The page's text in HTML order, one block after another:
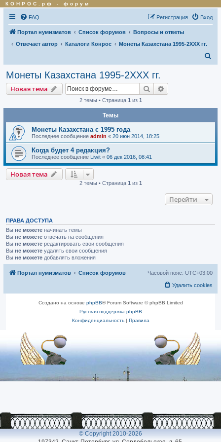
КОНРОС.рф - форум
FAQ Вход
Регистрация
Портал нумизматов Список форумов
Вопросы и ответы
Отвечает автор
Каталоги Конрос
Монеты Казахстана 1995-2ХХХ гг.
Монеты Казахстана 1995-2ХХХ гг.
Новая тема Поиск
2 темы • Страница 1 из 1
Темы
Монеты Казахстана с 1995 года
Последнее сообщение admin « 20 июн 2014, 18:25
Когда будет 4 редакция?
Последнее сообщение Liwit « 06 дек 2016, 08:41
Новая тема
2 темы • Страница 1 из 1
Перейти
ПРАВА ДОСТУПА
Вы не можете начинать темы
Вы не можете отвечать на сообщения
Вы не можете редактировать свои сообщения
Вы не можете удалять свои сообщения
Вы не можете добавлять вложения
Портал нумизматов Список форумов Часовой пояс: UTC+03:00
Удалить cookies
Создано на основе phpBB® Forum Software © phpBB Limited
Русская поддержка phpBB
Конфиденциальность| Правила
© Copyright 2010-2026